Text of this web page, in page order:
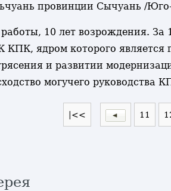
провинции Сычуань /
работы, 10 лет возрождения.
КПК, ядром которого
и развитии
могучего
|<< 11